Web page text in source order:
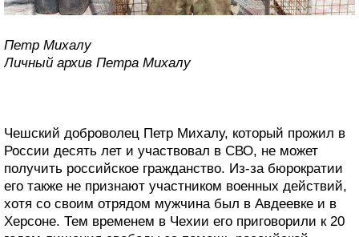
Петр Михалу
Личный архив Петра Михалу
Чешский доброволец Петр Михалу, который прожил в
России десять лет и участвовал в СВО, не может
получить российское гражданство. Из-за бюрократии
его также не признают участником военных действий,
хотя со своим отрядом мужчина был в Авдеевке и в
Херсоне. Тем временем в Чехии его приговорили к 20